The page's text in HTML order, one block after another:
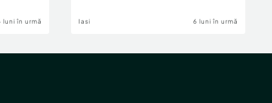
luni în urmă Iasi 6 luni în urmă